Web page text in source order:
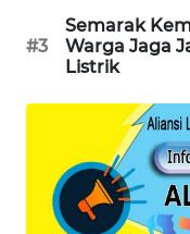
#3
Semarak
Warga Jaga
Listrik
TAMBANG
NEWS
SITUNGIR
SIDIKALANG
NEWS